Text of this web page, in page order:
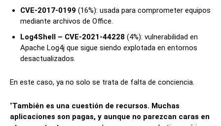
CVE-2017-0199 (16%): usada para comprometer equipos
mediante archivos de Office.
Log4Shell – CVE-2021-44228 (4%): vulnerabilidad en
Apache Log4j que sigue siendo explotada en entornos
desactualizados.
En este caso, ya no solo se trata de falta de conciencia.
“También es una cuestión de recursos. Muchas
aplicaciones son pagas, y aunque no parezcan caras en